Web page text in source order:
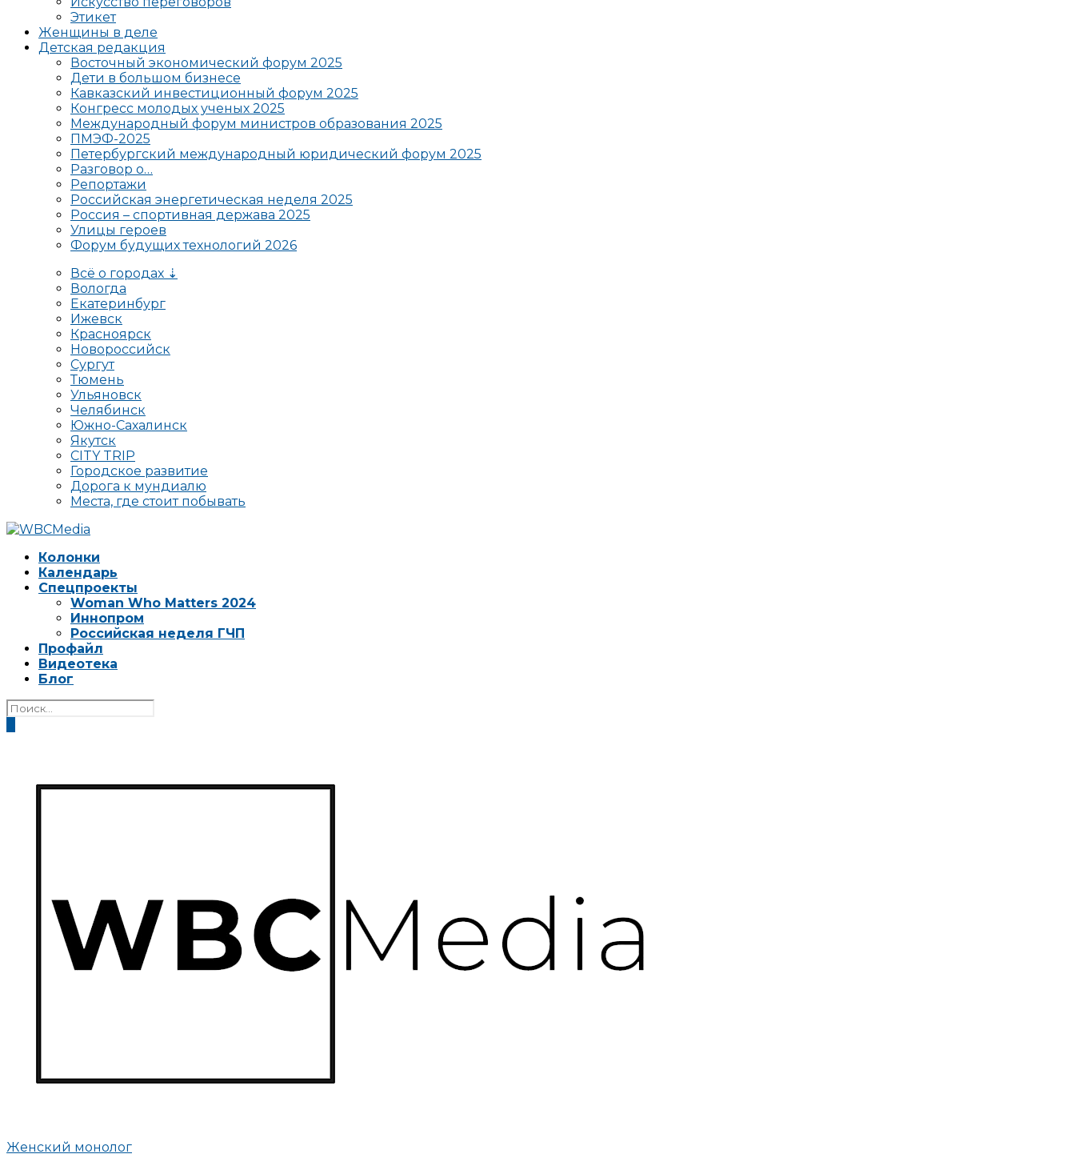
Этикет
Женщины в деле
Детская редакция
Восточный экономический форум 2025
Дети в большом бизнесе
Кавказский инвестиционный форум 2025
Конгресс молодых ученых 2025
Международный форум министров образования 2025
ПМЭФ-2025
Петербургский международный юридический форум 2025
Разговор о…
Репортажи
Российская энергетическая неделя 2025
Россия – спортивная держава 2025
Улицы героев
Форум будущих технологий 2026
Всё о городах ⇣
Вологда
Екатеринбург
Ижевск
Красноярск
Новороссийск
Сургут
Тюмень
Ульяновск
Челябинск
Южно-Сахалинск
Якутск
CITY TRIP
Городское развитие
Дорога к мундиалю
Места, где стоит побывать
Колонки
Календарь
Спецпроекты
Woman Who Matters 2024
Иннопром
Российская неделя ГЧП
Профайл
Видеотека
Блог
Женский монолог